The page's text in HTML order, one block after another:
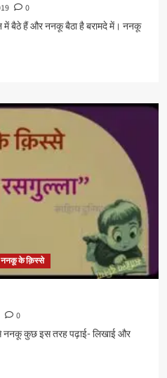
0
में बैठे हैं और ननकू बैठा है बरामदे में। ननकू
ननकू के क़िस्से
0
ननकू कुछ इस तरह पढ़ाई- लिखाई और